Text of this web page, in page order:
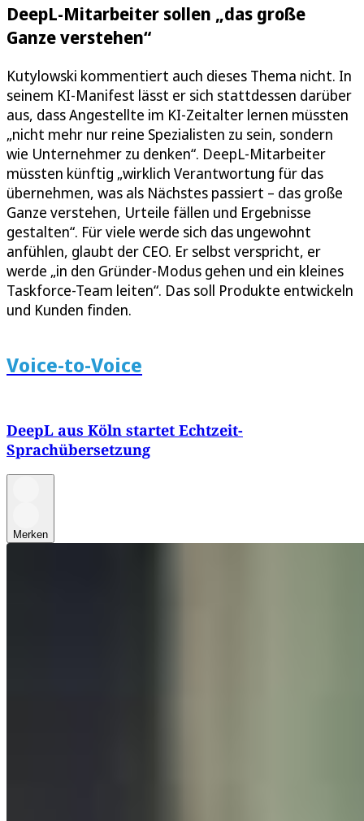
DeepL-Mitarbeiter sollen „das große
Ganze verstehen“
Kutylowski kommentiert auch dieses Thema nicht. In
seinem KI-Manifest lässt er sich stattdessen darüber
aus, dass Angestellte im KI-Zeitalter lernen müssten
„nicht mehr nur reine Spezialisten zu sein, sondern
wie Unternehmer zu denken“. DeepL-Mitarbeiter
müssten künftig „wirklich Verantwortung für das
übernehmen, was als Nächstes passiert – das große
Ganze verstehen, Urteile fällen und Ergebnisse
gestalten“. Für viele werde sich das ungewohnt
anfühlen, glaubt der CEO. Er selbst verspricht, er
werde „in den Gründer-Modus gehen und ein kleines
Taskforce-Team leiten“. Das soll Produkte entwickeln
und Kunden finden.
Voice-to-Voice
DeepL aus Köln startet Echtzeit-
Sprachübersetzung
Merken